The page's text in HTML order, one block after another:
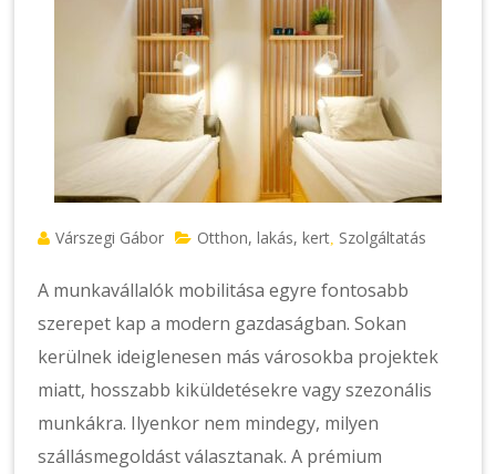
Várszegi Gábor Otthon, lakás, kert Szolgáltatás
A munkavállalók mobilitása egyre fontosabb
szerepet kap a modern gazdaságban. Sokan
kerülnek ideiglenesen más városokba projektek
miatt, hosszabb kiküldetésekre vagy szezonális
munkákra. Ilyenkor nem mindegy, milyen
szállásmegoldást választanak. A prémium